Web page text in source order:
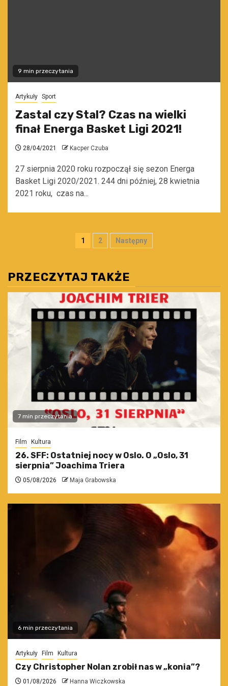
9 min przeczytania
Artykuły Sport
Zastal czy Stal? Czas na wielki
finał Energa Basket Ligi 2021!
28/04/2021 Kacper Czuba
27 sierpnia 2020 roku rozpoczął się sezon Energa
Basket Ligi 2020/2021. 244 dni później, 28 kwietnia
2021 roku, czas na...
Stronicowanie
1 2 Następny
PRZECZYTAJ TAKŻE
7 min przeczytania
Film Kultura
26. SFF: Ostatniej nocy w Oslo. O „Oslo, 31
sierpnia” Joachima Triera
05/08/2026 Maja Grabowska
6 min przeczytania
Artykuły Film Kultura
Czy Christopher Nolan zrobił nas w „konia”?
01/08/2026 Hanna Wiczkowska